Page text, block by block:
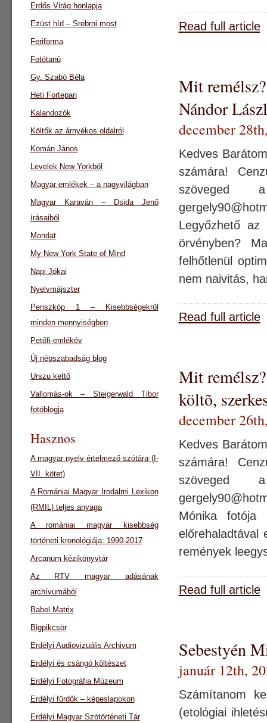
Read full article
Mit
Nándor
december
Kedves
számára!
szöveged
Legyőzhető
örvényben?
felhőtlenül
nem naivitás,
Read full article
Mit
költõ,
december
Kedves
számára!
szöveged
Mónika
előrehaladtával
remények
Read full article
Sebestyén
január 12th,
Számítanom
(etológiai
Erdős Virág honlapja
Ezüst híd – Srebrni most
Feriforma
Fotótanú
Gy. Szabó Béla
Heti Fortepan
Kalandozók
Költők az árnyékos oldalról
Komán János
Levelek New Yorkból
Magyar emlékek – a nagyvilágban
Magyar Karaván – Dsida Jenő
írásaiból
Mondat
My New York State of Mind
Napi Jókai
Nyelvmájszter
Periszkóp 1 – Kisebbségekről
minden mennyiségben
Petőfi-emlékév
Új népszabadság blog
Urszu kettő
Vallomás-ok – Steigerwald Tibor
fotóblogja
Hasznos
A magyar nyelv értelmező szótára (I-
VII. kötet)
A Romániai Magyar Irodalmi Lexikon
(RMIL) teljes anyaga
A romániai magyar kisebbség
történeti kronológiája: 1990-2017
Arcanum kézikönyvtár
Az RTV magyar adásának
archívumából
Babel Matrix
Bigpikcsör
Erdélyi Audiovizuális Archivum
Erdélyi és csángó költészet
Erdélyi Fotográfia Múzeum
Erdélyi fürdők – képeslapokon
Erdélyi Magyar Szótörténeti Tár